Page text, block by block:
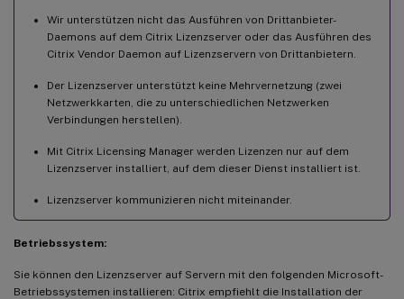
Wir unterstützen nicht das Ausführen von Drittanbieter-
Daemons auf dem Citrix Lizenzserver oder das Ausführen des
Citrix Vendor Daemon auf Lizenzservern von Drittanbietern.
Der Lizenzserver unterstützt keine Mehrvernetzung (zwei
Netzwerkkarten, die zu unterschiedlichen Netzwerken
Verbindungen herstellen).
Mit Citrix Licensing Manager werden Lizenzen nur auf dem
Lizenzserver installiert, auf dem dieser Dienst installiert ist.
Lizenzserver kommunizieren nicht miteinander.
Betriebssystem:
Sie können den Lizenzserver auf Servern mit den folgenden Microsoft-
Betriebssystemen installieren: Citrix empfiehlt die Installation der